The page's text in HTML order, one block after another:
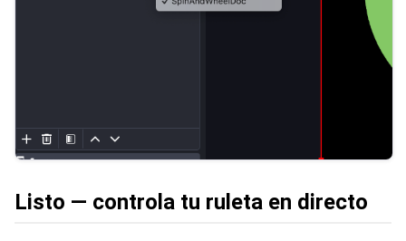
Listo — controla tu ruleta en directo